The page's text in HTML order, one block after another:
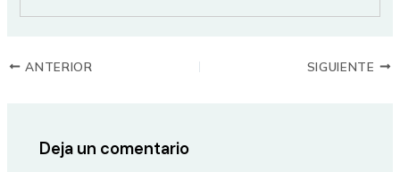
ANTERIOR SIGUIENTE
Deja un comentario